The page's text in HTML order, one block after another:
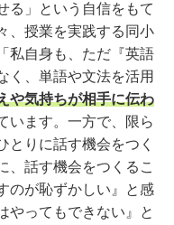
る」という自信をもて
、授業を実践する同小
私自身も、ただ『英語
く、単語や文法を活用
や気持ちが相手に伝わ
います。一方で、限ら
とりに話す機会をつく
、話す機会をつくるこ
のが恥ずかしい』と感
やってもできない』と